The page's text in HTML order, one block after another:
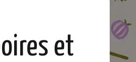
et